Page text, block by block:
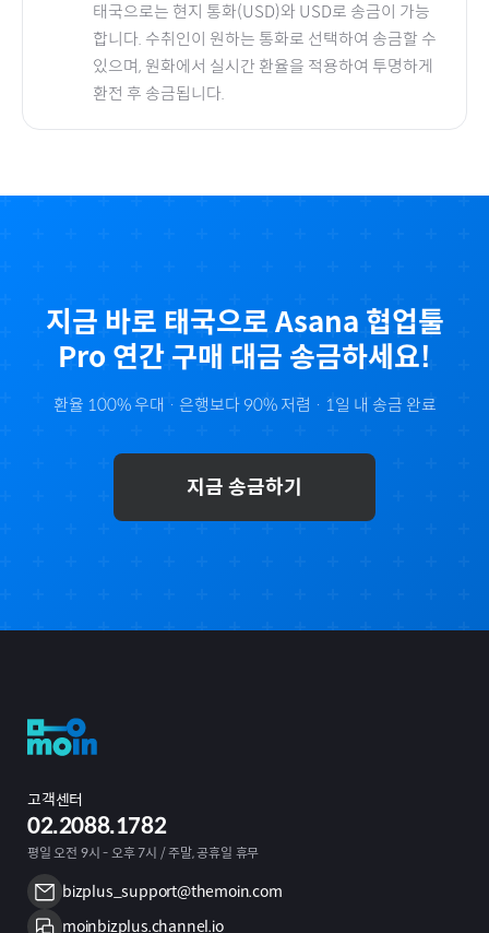
태국으로는 현지 통화(USD)와 USD로 송금이 가능
합니다. 수취인이 원하는 통화로 선택하여 송금할 수
있으며, 원화에서 실시간 환율을 적용하여 투명하게
환전 후 송금됩니다.
지금 바로 태국으로 Asana 협업툴
Pro 연간 구매 대금 송금하세요!
환율 100% 우대 · 은행보다 90% 저렴 · 1일 내 송금 완료
지금 송금하기
고객센터
02.2088.1782
평일 오전 9시 - 오후 7시 / 주말, 공휴일 휴무
bizplus_support@themoin.com
moinbizplus.channel.io